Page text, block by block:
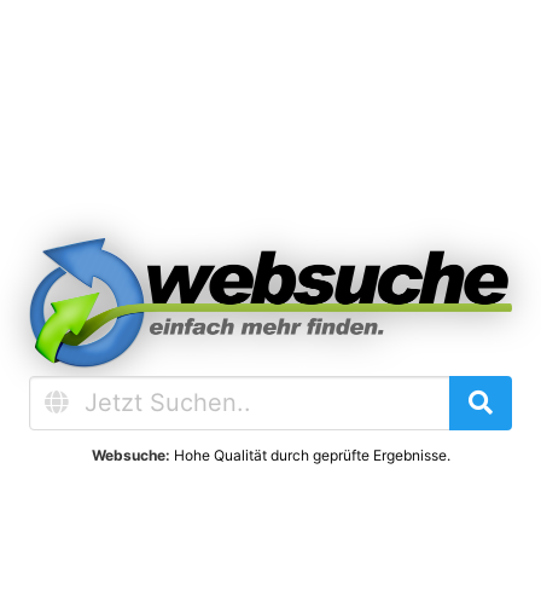
Websuche: Hohe Qualität durch geprüfte Ergebnisse.